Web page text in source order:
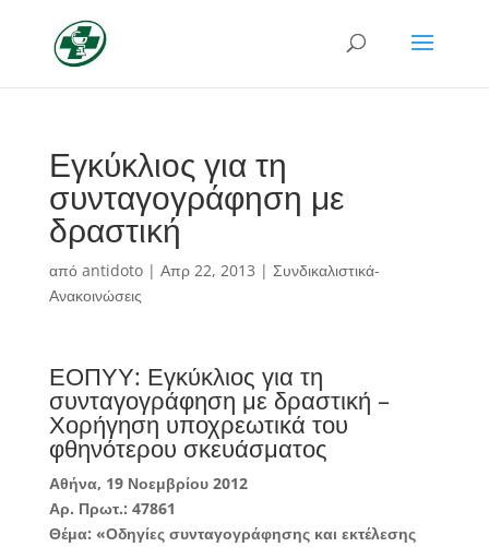
Εγκύκλιος για τη
συνταγογράφηση με
δραστική
από antidoto| Απρ 22, 2013 | Συνδικαλιστικά-
Ανακοινώσεις
ΕΟΠΥΥ: Εγκύκλιος για τη
συνταγογράφηση με δραστική –
Χορήγηση υποχρεωτικά του
φθηνότερου σκευάσματος
Αθήνα, 19 Νοεμβρίου 2012
Αρ. Πρωτ.: 47861
Θέμα: «Οδηγίες συνταγογράφησης και εκτέλεσης